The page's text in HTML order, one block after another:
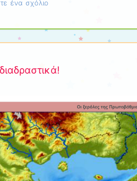
ένα σχόλιο